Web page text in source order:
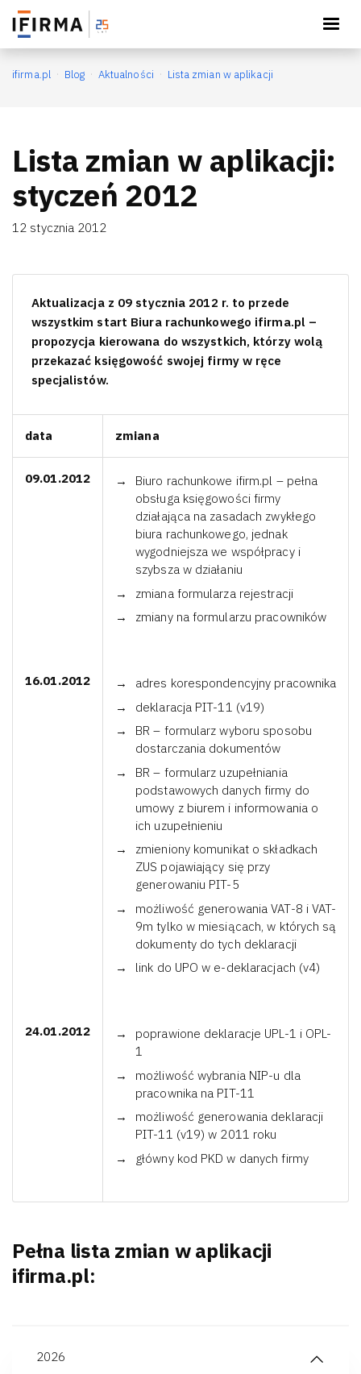
ifirma.pl Blog Aktualności Lista zmian w aplikacji
Lista zmian w aplikacji:
styczeń 2012
12 stycznia 2012
Aktualizacja z 09 stycznia 2012 r. to przede
wszystkim start Biura rachunkowego ifirma.pl –
propozycja kierowana do wszystkich, którzy wolą
przekazać księgowość swojej firmy w ręce
specjalistów.
data zmiana
09.01.2012
Biuro rachunkowe ifirm.pl – pełna
obsługa księgowości firmy
działająca na zasadach zwykłego
biura rachunkowego, jednak
wygodniejsza we współpracy i
szybsza w działaniu
zmiana formularza rejestracji
zmiany na formularzu pracowników
16.01.2012
adres korespondencyjny pracownika
deklaracja PIT-11 (v19)
BR – formularz wyboru sposobu
dostarczania dokumentów
BR – formularz uzupełniania
podstawowych danych firmy do
umowy z biurem i informowania o
ich uzupełnieniu
zmieniony komunikat o składkach
ZUS pojawiający się przy
generowaniu PIT-5
możliwość generowania VAT-8 i VAT-
9m tylko w miesiącach, w których są
dokumenty do tych deklaracji
link do UPO w e-deklaracjach (v4)
24.01.2012
poprawione deklaracje UPL-1 i OPL-
1
możliwość wybrania NIP-u dla
pracownika na PIT-11
możliwość generowania deklaracji
PIT-11 (v19) w 2011 roku
główny kod PKD w danych firmy
Pełna lista zmian w aplikacji
ifirma.pl:
2026
×